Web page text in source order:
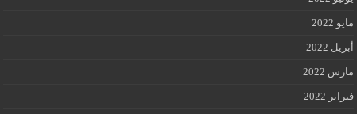
مايو 2022
أبريل 2022
مارس 2022
فبراير 2022